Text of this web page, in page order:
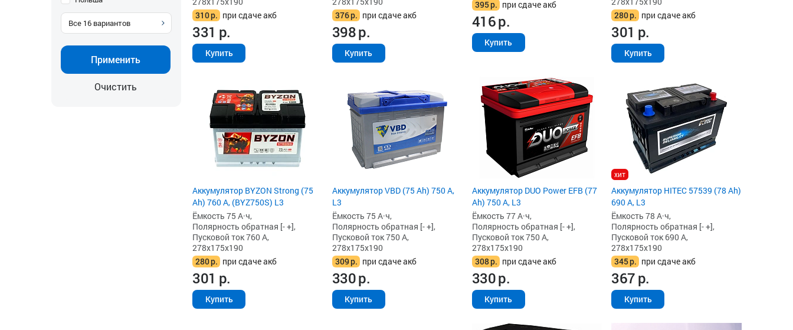
Все 16 вариантов
Применить
Очистить
310р. при сдаче акб
331 р.
Купить
376р. при сдаче акб
398р.
Купить
395р. при сдаче акб
416р.
Купить
280р. при сдаче акб
301 р.
Купить
Аккумулятор BYZON Strong (75
Ah) 760 А, (BYZ750S) L3
Ёмкость 75 А·ч,
Полярность обратная [- +],
Пусковой ток 760 А,
278x175x190
280р. при сдаче акб
301 р.
Купить
Аккумулятор VBD (75 Ah) 750 А,
L3
Ёмкость 75 А·ч,
Полярность обратная [- +],
Пусковой ток 750 А,
278x175x190
309р. при сдаче акб
330р.
Купить
Аккумулятор DUO Power EFB (77
Ah) 750 А, L3
Ёмкость 77 А·ч,
Полярность обратная [- +],
Пусковой ток 750 А,
278x175x190
308р. при сдаче акб
330р.
Купить
хит
Аккумулятор HITEC 57539 (78 Ah)
690 А, L3
Ёмкость 78 А·ч,
Полярность обратная [- +],
Пусковой ток 690 А,
278x175x190
345р. при сдаче акб
367р.
Купить